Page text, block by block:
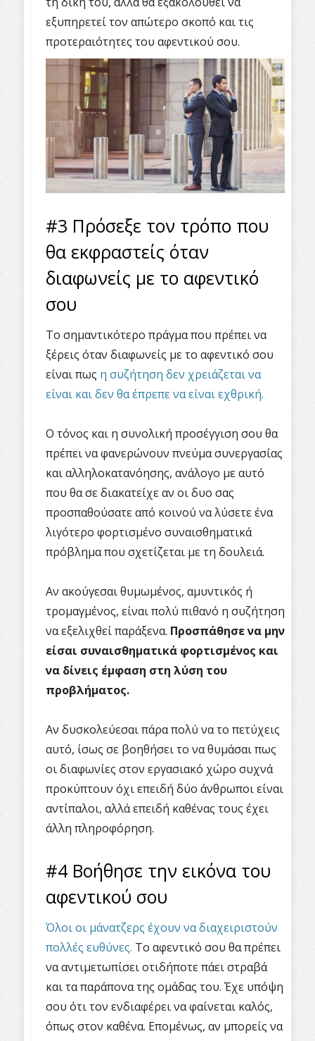
εξυπηρετεί τον απώτερο σκοπό και τις
προτεραιότητες του αφεντικού σου.
#3 Πρόσεξε τον τρόπο που
θα εκφραστείς όταν
διαφωνείς με το αφεντικό
σου
Το σημαντικότερο πράγμα που πρέπει να
ξέρεις όταν διαφωνείς με το αφεντικό σου
είναι πως η συζήτηση δεν χρειάζεται να
είναι και δεν θα έπρεπε να είναι εχθρική.
Ο τόνος και η συνολική προσέγγιση σου θα
πρέπει να φανερώνουν πνεύμα συνεργασίας
και αλληλοκατανόησης, ανάλογο με αυτό
που θα σε διακατείχε αν οι δυο σας
προσπαθούσατε από κοινού να λύσετε ένα
λιγότερο φορτισμένο συναισθηματικά
πρόβλημα που σχετίζεται με τη δουλειά.
Αν ακούγεσαι θυμωμένος, αμυντικός ή
τρομαγμένος, είναι πολύ πιθανό η συζήτηση
να εξελιχθεί παράξενα. Προσπάθησε να μην
είσαι συναισθηματικά φορτισμένος και
να δίνεις έμφαση στη λύση του
προβλήματος.
Αν δυσκολεύεσαι πάρα πολύ να το πετύχεις
αυτό, ίσως σε βοηθήσει το να θυμάσαι πως
οι διαφωνίες στον εργασιακό χώρο συχνά
προκύπτουν όχι επειδή δύο άνθρωποι είναι
αντίπαλοι, αλλά επειδή καθένας τους έχει
άλλη πληροφόρηση.
#4 Βοήθησε την εικόνα του
αφεντικού σου
Όλοι οι μάνατζερς έχουν να διαχειριστούν
πολλές ευθύνες. Το αφεντικό σου θα πρέπει
να αντιμετωπίσει οτιδήποτε πάει στραβά
και τα παράπονα της ομάδας του. Έχε υπόψη
σου ότι τον ενδιαφέρει να φαίνεται καλός,
όπως στον καθένα. Επομένως, αν μπορείς να